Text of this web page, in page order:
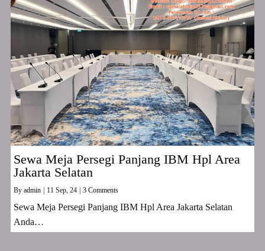
Sewa Meja Persegi Panjang IBM Hpl Area
Jakarta Selatan
By admin | 11 Sep, 24 | 3 Comments
Sewa Meja Persegi Panjang IBM Hpl Area Jakarta Selatan
Anda…